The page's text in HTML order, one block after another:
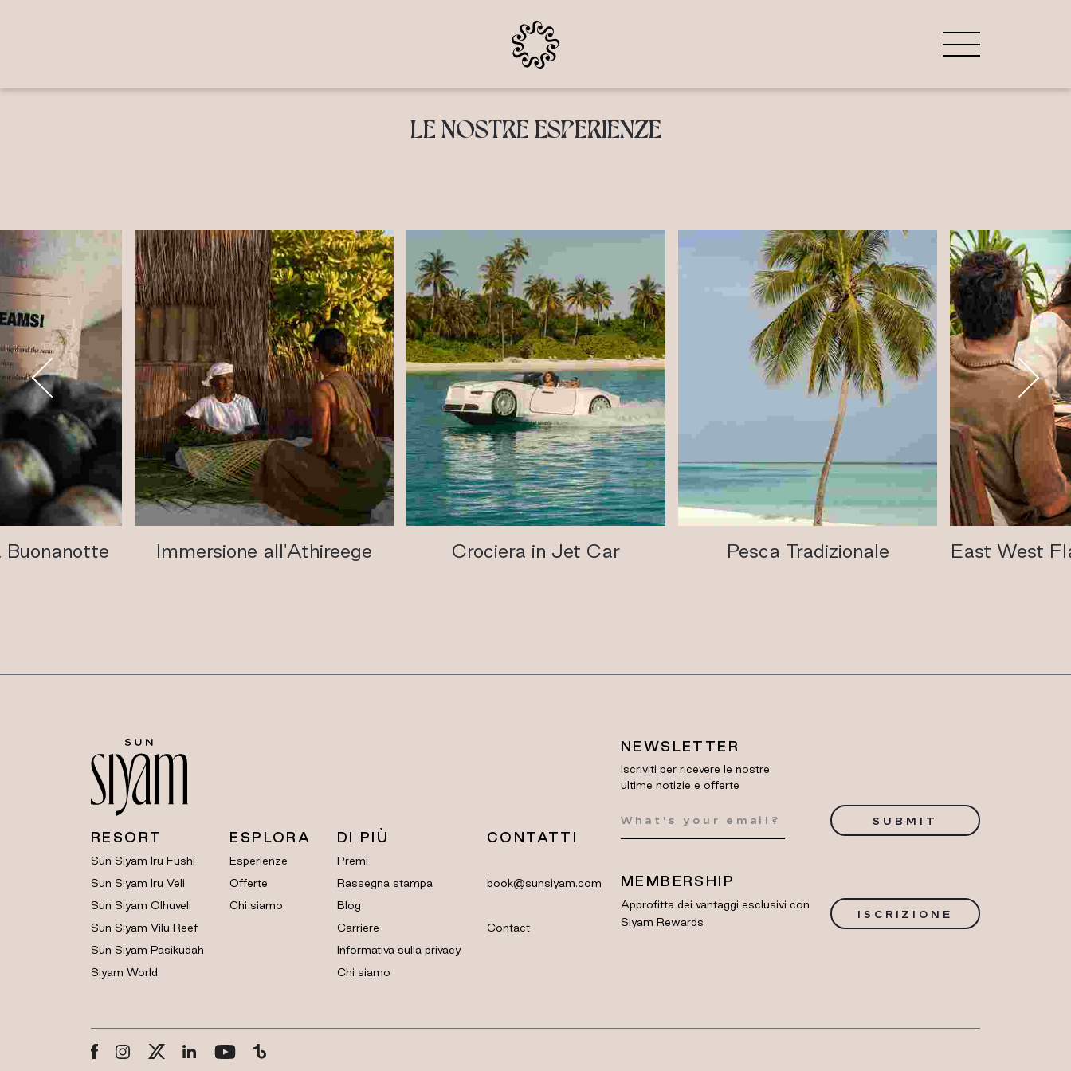
LE NOSTRE ESPERIENZE
Buonanotte Immersione all'Athireege Crociera in Jet Car Pesca Tradizionale East West
RESORT
Sun Siyam Iru Fushi
Sun Siyam Iru Veli
Sun Siyam Olhuveli
Sun Siyam Vilu Reef
Sun Siyam Pasikudah
Siyam World
ESPLORA
Esperienze
Offerte
Chi siamo
DI PIÙ
Premi
Rassegna stampa
Blog
Carriere
Informativa sulla privacy
Chi siamo
CONTATTI
book@sunsiyam.com
Contact
NEWSLETTER
Iscriviti per ricevere le nostre
ultime notizie e offerte
SUBMIT
MEMBERSHIP
Approfitta dei vantaggi esclusivi con
Siyam Rewards
ISCRIZIONE